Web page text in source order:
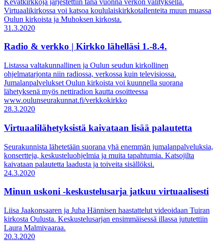
Virtuaalikirkossa voi katsoa koululaiskirkkotallenteita muun muassa
Oulun kirkoista ja Muhoksen kirkosta.
31.3.2020
Radio & verkko | Kirkko lähelläsi 1.-8.4.
Listassa valtakunnallinen ja Oulun seudun kirkollinen
ohjelmatarjonta niin radiossa, verkossa kuin televisiossa.
Jumalanpalvelukset Oulun kirkoista voi kuunnella suorana
lähetyksenä myös nettiradion kautta osoitteessa
www.oulunseurakunnat.fi/verkkokirkko
28.3.2020
Virtuaalilähetyksistä kaivataan lisää palautetta
Seurakunnista lähetetään suorana yhä enemmän jumalanpalveluksia,
konsertteja, keskusteluohjelmia ja muita tapahtumia. Katsojilta
kaivataan palautetta laadusta ja toiveita sisällöksi.
24.3.2020
Minun uskoni -keskustelusarja jatkuu virtuaalisesti
Liisa Jaakonsaaren ja Juha Hännisen haastattelut videoidaan Tuiran
kirkosta Oulusta. Keskustelusarjan ensimmäisessä illassa jututettiin
Laura Malmivaaraa.
20.3.2020